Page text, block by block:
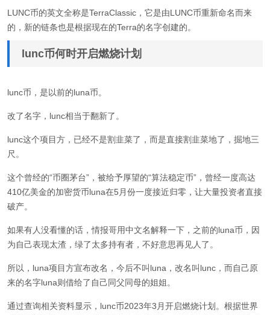
LUNC币的英文全称是TerraClassic，它是由LUNC币重新命名而来
的，新的链条也是根据现在的Terra的名字创建的。
lunc币何时开启燃烧计划
lunc币，是以前的luna币。
改了名字，lunc相当于翻新了。
lunc这个项目方，已经不是割韭菜了，而是直接割韭菜地了，掘地三
尺。
这个曾经的“币圈茅台”，被给予厚望的“算法稳定币”，曾经一度高达
410亿美金的加密货币luna在5月份一度接近归零，让大量投资者直接
破产。
如果有人没看懂的话，情报哥用中文名解释一下，之前的luna币，因
为自己表现太渣，绿了太多持有者，不好意思再见人了。
所以，luna项目方宣布改名，今后不叫luna，改名叫lunc，而自己原
来的名字luna则借给了自己同父同母的姐姐。
通过查询相关资料显示，lunc币2023年3月开启燃烧计划。根据世界